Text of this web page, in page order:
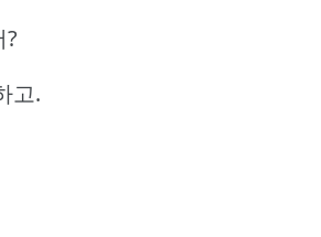
?
고.